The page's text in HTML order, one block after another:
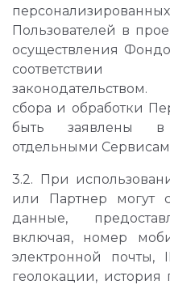
Пользователей в
осуществления
сбора и обработки
быть заявлены в
отдельными
3.2. При
или Партнер могут
данные,
включая, номер
электронной
геолокации, история